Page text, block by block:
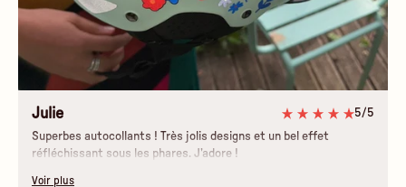
Julie
5/5
Superbes autocollants ! Très jolis designs et un bel effet
réfléchissant sous les phares. J’adore !
Voir plus